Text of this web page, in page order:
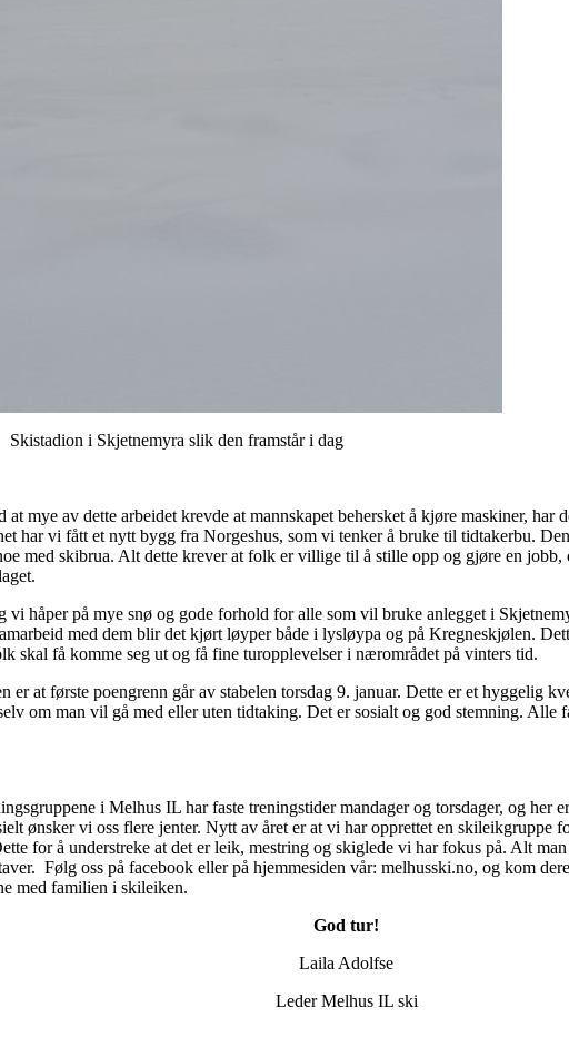
Skistadion i Skjetnemyra slik den framstår i dag
mye av dette arbeidet krevde at mannskapet behersket å kjøre maskiner, har
har vi fått et nytt bygg fra Norgeshus, som vi tenker å bruke til tidtakerbu.
med skibrua. Alt dette krever at folk er villige til å stille opp og gjøre en jobb,
håper på mye snø og gode forhold for alle som vil bruke anlegget i
med dem blir det kjørt løyper både i lysløypa og på Kregneskjølen.
skal få komme seg ut og få fine turopplevelser i nærområdet på vinters tid.
at første poengrenn går av stabelen torsdag 9. januar. Dette er et hyggelig
om man vil gå med eller uten tidtaking. Det er sosialt og god stemning. Alle
i Melhus IL har faste treningstider mandager og torsdager, og her
ønsker vi oss flere jenter. Nytt av året er at vi har opprettet en skileikgruppe
for å understreke at det er leik, mestring og skiglede vi har fokus på. Alt
Følg oss på facebook eller på hjemmesiden vår: melhusski.no, og kom
med familien i skileiken.
God tur!
Laila Adolfse
Leder Melhus IL ski